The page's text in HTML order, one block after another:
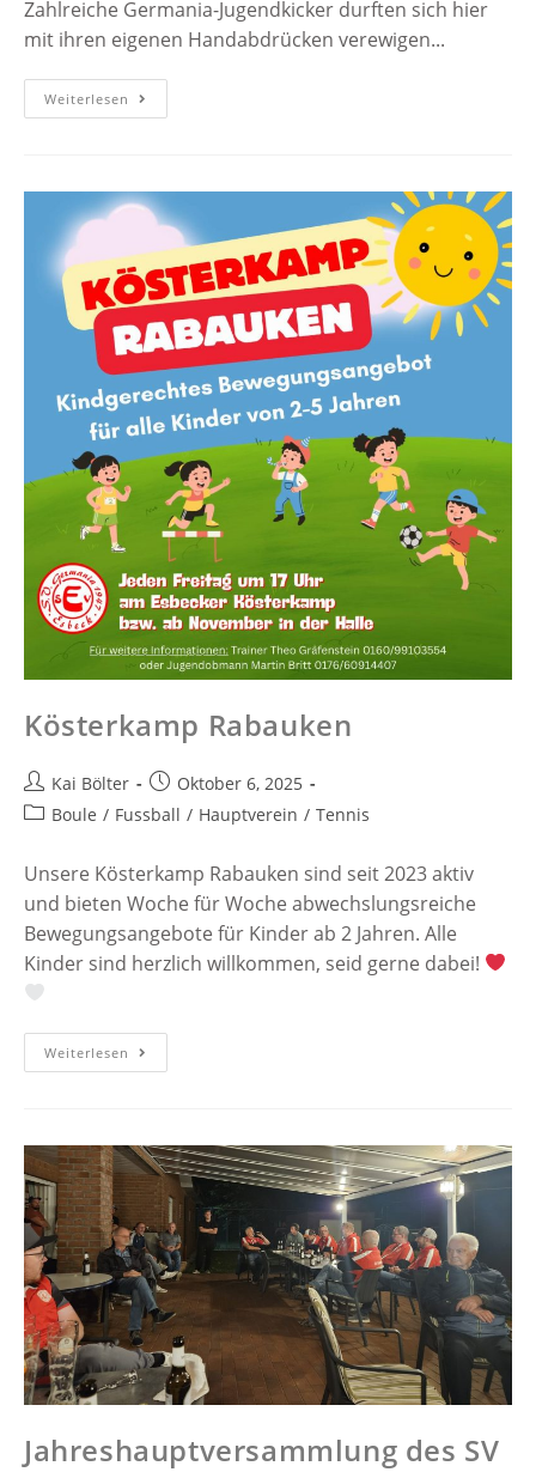
Zahlreiche Germania-Jugendkicker durften sich hier
mit ihren eigenen Handabdrücken verewigen...
Weiterlesen
Kösterkamp Rabauken
Kai Bölter
Oktober 6, 2025
Boule / Fussball / Hauptverein / Tennis
Unsere Kösterkamp Rabauken sind seit 2023 aktiv
und bieten Woche für Woche abwechslungsreiche
Bewegungsangebote für Kinder ab 2 Jahren. Alle
Kinder sind herzlich willkommen, seid gerne dabei!
Weiterlesen
Jahreshauptversammlung des SV